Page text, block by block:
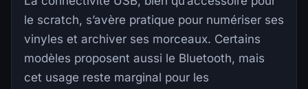
le scratch, s’avère pratique pour numériser ses
vinyles et archiver ses morceaux. Certains
modèles proposent aussi le Bluetooth, mais
cet usage reste marginal pour les